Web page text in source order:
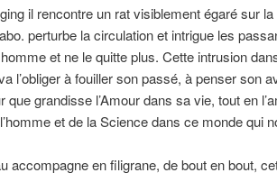
il rencontre un rat visiblement égaré sur la
perturbe la circulation et intrigue les
et ne le quitte plus. Cette intrusion
l’obliger à fouiller son passé, à penser son
grandisse l’Amour dans sa vie, tout en
et de la Science dans ce monde qui
accompagne en filigrane, de bout en bout,